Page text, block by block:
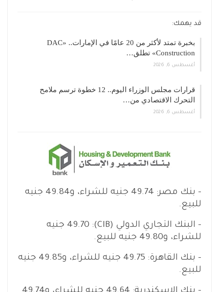
قد يهمك:
بخبرة تمتد لأكثر من 20 عامًا في الإمارات.. «DAC
Construction» تطلق…
أغسطس 6, 2026
قرارات مجلس الوزراء اليوم.. 12 خطوة ترسم ملامح
التحرك الاقتصادي من…
أغسطس 6, 2026
– بنك مصر: 49.74 جنيه للشراء، و49.84 جنيه
للبيع.
– البنك التجاري الدولي (CIB): 49.70 جنيه
للشراء، و49.80 جنيه للبيع.
– بنك القاهرة: 49.75 جنيه للشراء، و49.85 جنيه
للبيع.